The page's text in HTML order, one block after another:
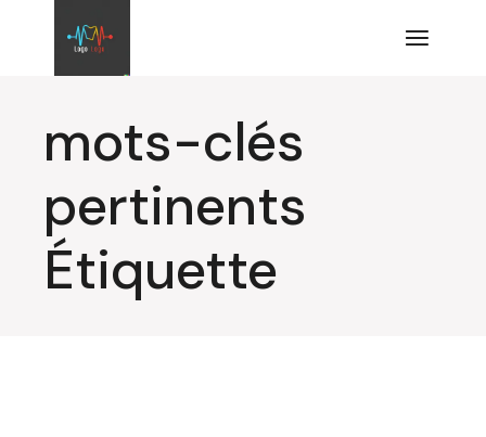
contenu
mots-clés
pertinents
Étiquette